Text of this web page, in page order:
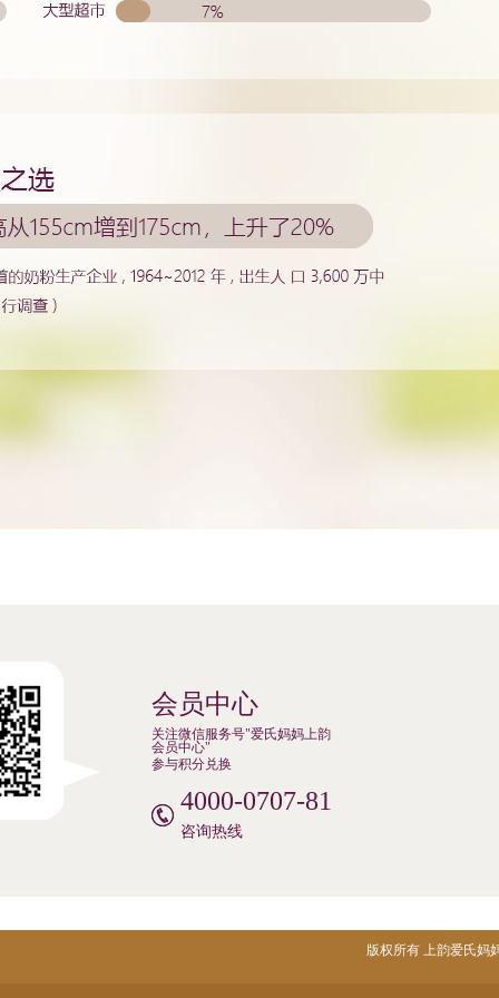
会员中心
关注微信服务号"爱氏妈妈上韵
会员中心"
参与积分兑换
4000-0707-81
咨询热线
版权所有 上韵爱氏妈